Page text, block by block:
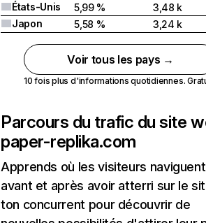
États-Unis
5,99 %
3,48 k
Japon
5,58 % 3,24 k
Voir tous les pays →
10 fois plus d'informations quotidiennes.
Parcours du trafic du site
paper-replika.com
Apprends où les visiteurs naviguent
avant et après avoir atterri sur le
ton concurrent pour découvrir de